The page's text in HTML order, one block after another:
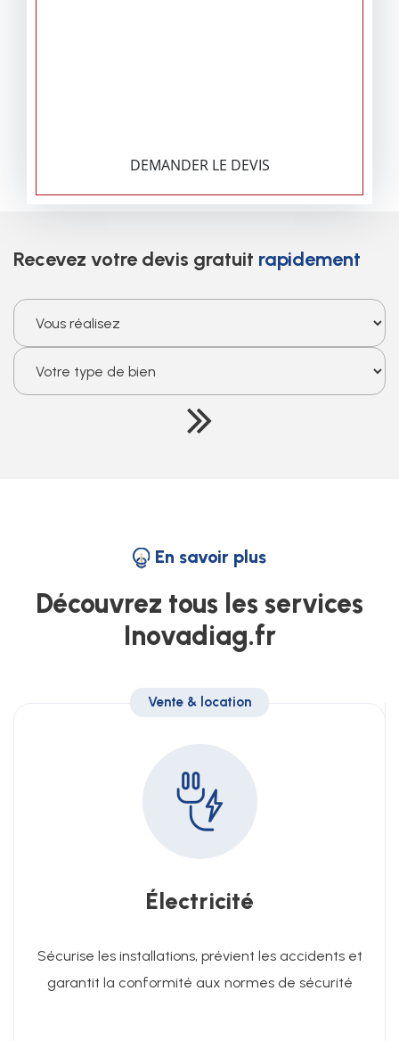
DEMANDER LE DEVIS
Recevez votre devis gratuit rapidement
En savoir plus
Découvrez tous les services
Inovadiag.fr
Vente & location
Électricité
Sécurise les installations, prévient les accidents et
garantit la conformité aux normes de sécurité